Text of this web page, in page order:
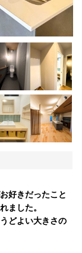
好きだったこと
ました。
どよい大きさの